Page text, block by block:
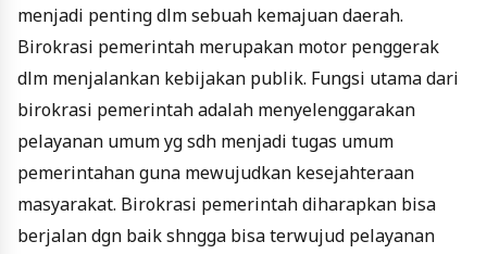
menjadi penting dlm sebuah kemajuan daerah.
Birokrasi pemerintah merupakan motor penggerak
dlm menjalankan kebijakan publik. Fungsi utama dari
birokrasi pemerintah adalah menyelenggarakan
pelayanan umum yg sdh menjadi tugas umum
pemerintahan guna mewujudkan kesejahteraan
masyarakat. Birokrasi pemerintah diharapkan bisa
berjalan dgn baik shngga bisa terwujud pelayanan